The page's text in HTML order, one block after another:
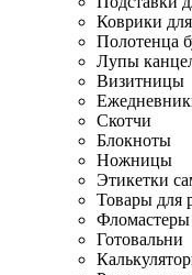
Коврики
Полотенца
Лупы
Визитницы
Скотчи
Блокноты
Ножницы
Этикетки
Товары для
Фломастеры
Готовальни